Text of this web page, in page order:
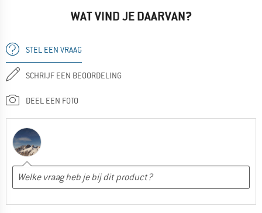
WAT VIND JE DAARVAN?
STEL EEN VRAAG
SCHRIJF EEN BEOORDELING
DEEL EEN FOTO